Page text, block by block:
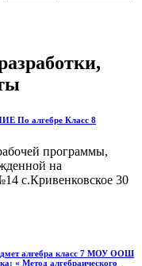
алгебре Класс 8
программы,
на
с.Кривенковское 30
алгебра класс 7 МОУ ООШ
« Метод алгебраического